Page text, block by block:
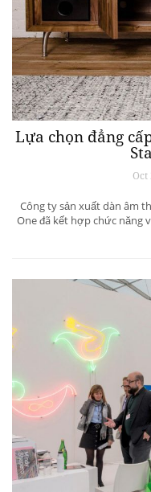
Lựa chọn đẳng
Oct
Công ty sản xuất dàn âm
One đã kết hợp chức năng